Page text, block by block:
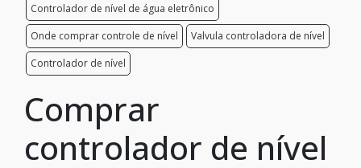
Controlador de nível de água eletrônico
Onde comprar controle de nível
Valvula controladora de nível
Controlador de nível
Comprar
controlador de nível